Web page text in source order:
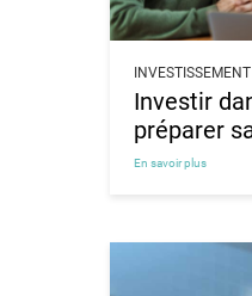
Investir
préparer
En savoir plus